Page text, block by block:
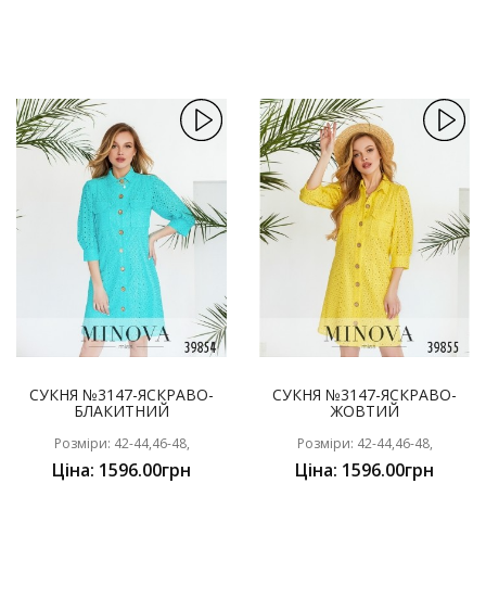
СУКНЯ №3147-ЯСКРАВО-
БЛАКИТНИЙ
Розміри: 42-44,46-48,
Ціна: 1596.00грн
СУКНЯ №3147-ЯСКРАВО-
ЖОВТИЙ
Розміри: 42-44,46-48,
Ціна: 1596.00грн